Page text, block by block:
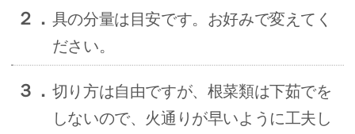
２． 具の分量は目安です。お好みで変えてく
ださい。
３． 切り方は自由ですが、根菜類は下茹でを
しないので、火通りが早いように工夫し